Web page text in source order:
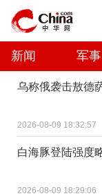
新闻 军事
乌称俄袭击敖德
2026-08-09 18:32:57
白海豚登陆强度
2026-08-09 18:29:06